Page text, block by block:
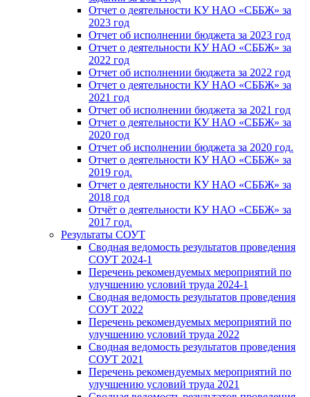
Отчет о деятельности КУ НАО «СББЖ» за
2023 год
Отчет об исполнении бюджета за 2023 год
Отчет о деятельности КУ НАО «СББЖ» за
2022 год
Отчет об исполнении бюджета за 2022 год
Отчет о деятельности КУ НАО «СББЖ» за
2021 год
Отчет об исполнении бюджета за 2021 год
Отчет о деятельности КУ НАО «СББЖ» за
2020 год
Отчет об исполнении бюджета за 2020 год.
Отчет о деятельности КУ НАО «СББЖ» за
2019 год.
Отчет о деятельности КУ НАО «СББЖ» за
2018 год
Отчёт о деятельности КУ НАО «СББЖ» за
2017 год.
Результаты СОУТ
Сводная ведомость результатов проведения
СОУТ 2024-1
Перечень рекомендуемых мероприятий по
улучшению условий труда 2024-1
Сводная ведомость результатов проведения
СОУТ 2022
Перечень рекомендуемых мероприятий по
улучшению условий труда 2022
Сводная ведомость результатов проведения
СОУТ 2021
Перечень рекомендуемых мероприятий по
улучшению условий труда 2021